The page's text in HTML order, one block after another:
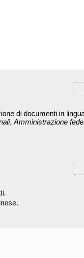
di documenti in
, Amministrazione